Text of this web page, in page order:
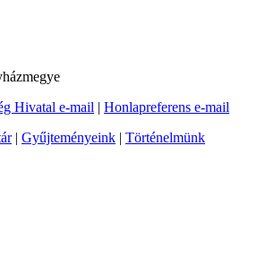
Hivatal e-mail | Honlapreferens e-mail
| Gyűjteményeink | Történelmünk